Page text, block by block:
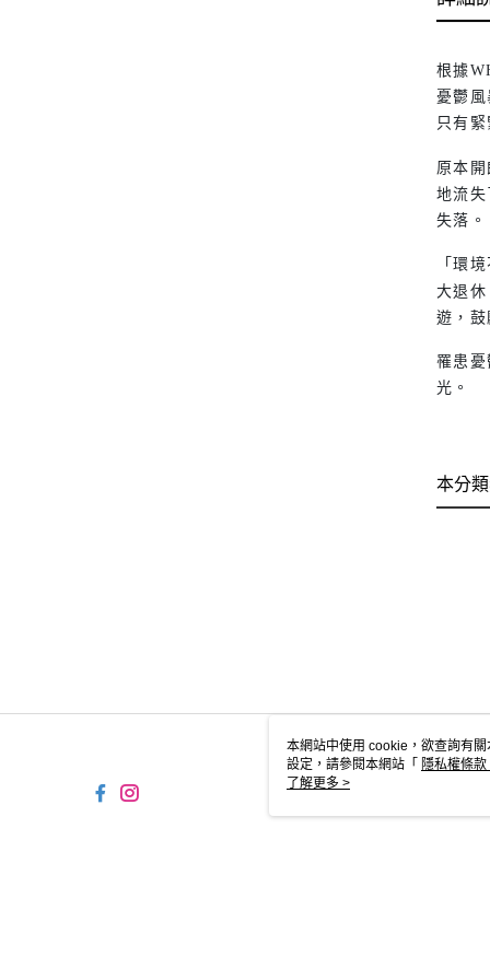
根據
憂鬱
只有
原本
地流
失落。
「環
大退
遊，
罹患
光。
本分
本網站中使用 cookie，欲查詢有
設定，請參閱本網站「 隱私權條款
使用 cookie。
了解更多 >